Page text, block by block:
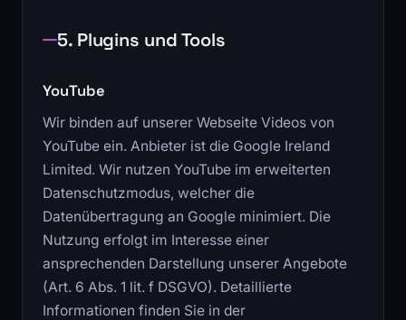
5. Plugins und Tools
YouTube
Wir binden auf unserer Webseite Videos von
YouTube ein. Anbieter ist die Google Ireland
Limited. Wir nutzen YouTube im erweiterten
Datenschutzmodus, welcher die
Datenübertragung an Google minimiert. Die
Nutzung erfolgt im Interesse einer
ansprechenden Darstellung unserer Angebote
(Art. 6 Abs. 1 lit. f DSGVO). Detaillierte
Informationen finden Sie in der